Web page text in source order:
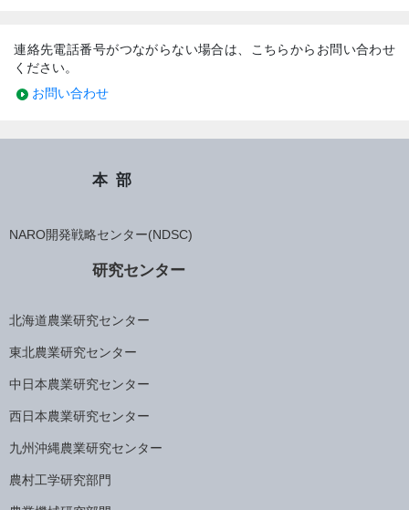
連絡先電話番号がつながらない場合は、こちらからお問い合わせ
ください。
お問い合わせ
本部
NARO開発戦略センター(NDSC)
研究センター
北海道農業研究センター
東北農業研究センター
中日本農業研究センター
西日本農業研究センター
九州沖縄農業研究センター
農村工学研究部門